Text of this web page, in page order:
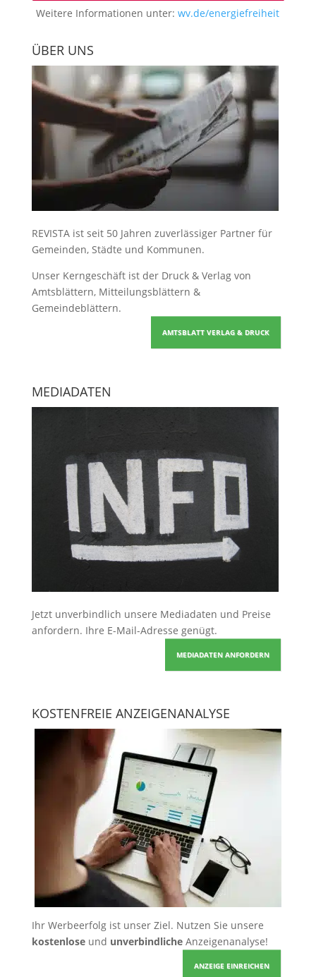
Weitere Informationen unter:wv.de/energiefreiheit
ÜBER UNS
REVISTA ist seit 50 Jahren zuverlässiger Partner für
Gemeinden, Städte und Kommunen.
Unser Kerngeschäft ist der Druck & Verlag von
Amtsblättern, Mitteilungsblättern &
Gemeindeblättern.
AMTSBLATT VERLAG & DRUCK
MEDIADATEN
Jetzt unverbindlich unsere Mediadaten und Preise
anfordern. Ihre E-Mail-Adresse genügt.
MEDIADATEN ANFORDERN
KOSTENFREIE ANZEIGENANALYSE
Ihr Werbeerfolg ist unser Ziel. Nutzen Sie unsere
kostenloseund unverbindlicheAnzeigenanalyse!
ANZEIGE EINREICHEN